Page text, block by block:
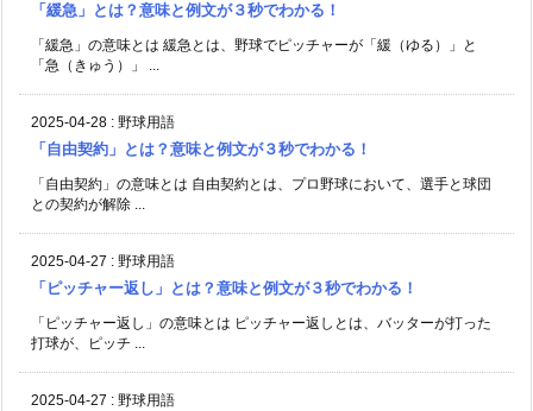
「緩急」とは？意味と例文が３秒でわかる！
「緩急」の意味とは 緩急とは、野球でピッチャーが「緩（ゆる）」と
「急（きゅう）」 ...
2025-04-28 : 野球用語
「自由契約」とは？意味と例文が３秒でわかる！
「自由契約」の意味とは 自由契約とは、プロ野球において、選手と球団
との契約が解除 ...
2025-04-27 : 野球用語
「ピッチャー返し」とは？意味と例文が３秒でわかる！
「ピッチャー返し」の意味とは ピッチャー返しとは、バッターが打った
打球が、ピッチ ...
2025-04-27 : 野球用語